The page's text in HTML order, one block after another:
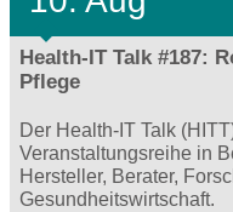
Health-IT Talk #187:
Pflege
Der Health-IT Talk
Veranstaltungsreihe in
Hersteller, Berater,
Gesundheitswirtschaft.